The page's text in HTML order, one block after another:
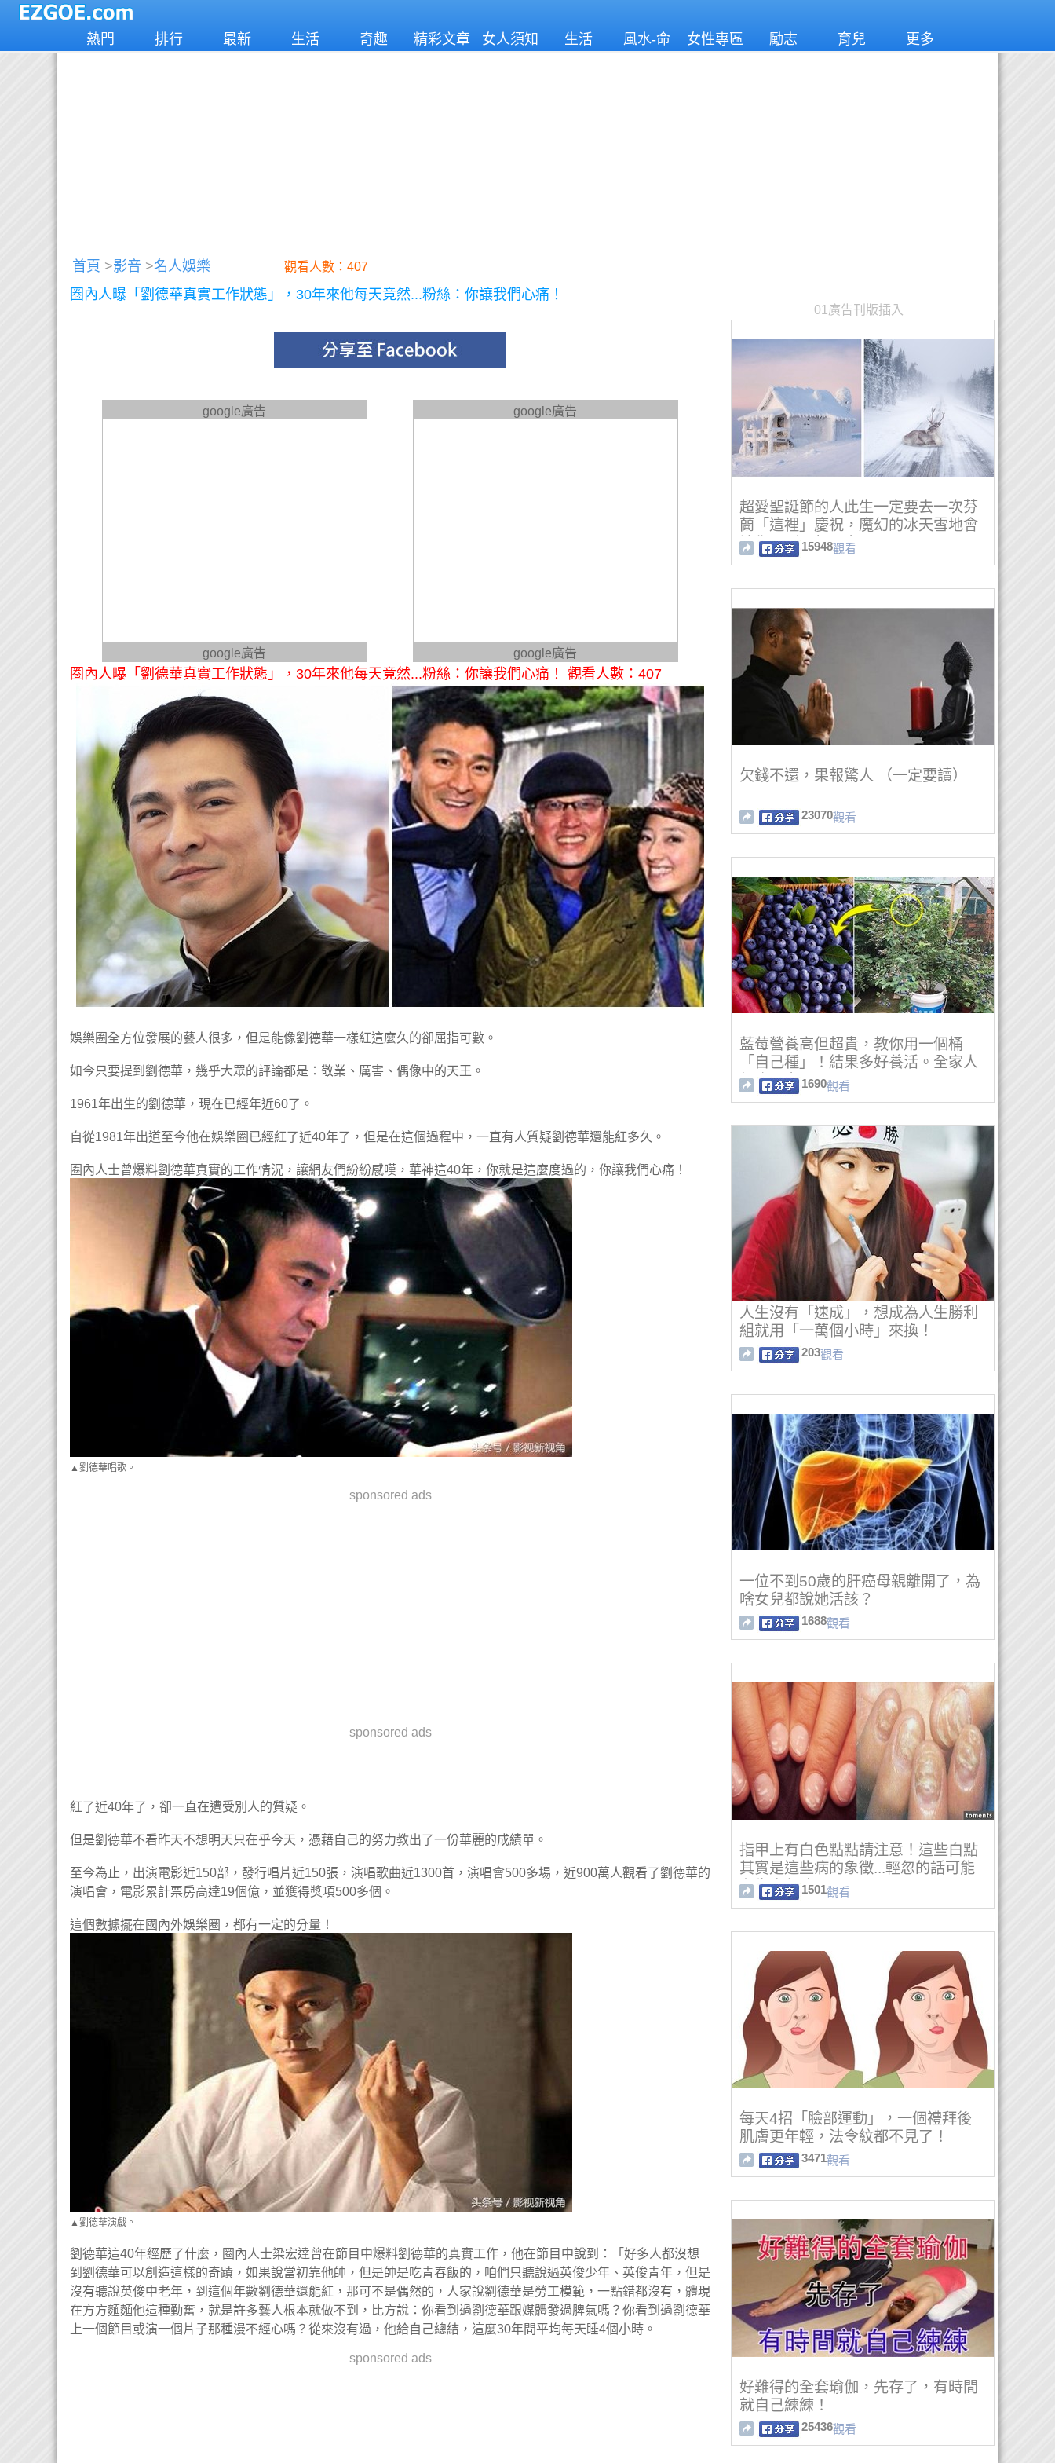
熱門 排行 最新 生活 奇趣 精彩文章 女人須知 生活
風水-命
女性專區 勵志 育兒 更多
首頁 >影音 >名人娛樂 觀看人數：407
圈內人曝「劉德華真實工作狀態」，30年來他每天竟然...粉絲：你讓我們心痛！
google廣告
google廣告
google廣告
google廣告
圈內人曝「劉德華真實工作狀態」，30年來他每天竟然...粉絲：你讓我們心痛！ 觀看人數：407
娛樂圈全方位發展的藝人很多，但是能像劉德華一樣紅這麼久的卻屈指可數。
如今只要提到劉德華，幾乎大眾的評論都是：敬業、厲害、偶像中的天王。
1961年出生的劉德華，現在已經年近60了。
自從1981年出道至今他在娛樂圈已經紅了近40年了，但是在這個過程中，一直有人質疑劉德華還能紅多久。
圈內人士曾爆料劉德華真實的工作情況，讓網友們紛紛感嘆，華神這40年，你就是這麼度過的，你讓我們心痛！
▲劉德華唱歌。
sponsored ads
sponsored ads
紅了近40年了，卻一直在遭受別人的質疑。
但是劉德華不看昨天不想明天只在乎今天，憑藉自己的努力教出了一份華麗的成績單。
至今為止，出演電影近150部，發行唱片近150張，演唱歌曲近1300首，演唱會500多場，近900萬人觀看了劉德華的
演唱會，電影累計票房高達19個億，並獲得獎項500多個。
這個數據擺在國內外娛樂圈，都有一定的分量！
▲劉德華演戲。
劉德華這40年經歷了什麼，圈內人士梁宏達曾在節目中爆料劉德華的真實工作，他在節目中說到：「好多人都沒想
到劉德華可以創造這樣的奇蹟，如果說當初靠他帥，但是帥是吃青春飯的，咱們只聽說過英俊少年、英俊青年，但是
沒有聽說英俊中老年，到這個年數劉德華還能紅，那可不是偶然的，人家說劉德華是勞工模範，一點錯都沒有，體現
在方方麵麵他這種勤奮，就是許多藝人根本就做不到，比方說：你看到過劉德華跟媒體發過脾氣嗎？你看到過劉德華
上一個節目或演一個片子那種漫不經心嗎？從來沒有過，他給自己總結，這麼30年間平均每天睡4個小時。
sponsored ads
01廣告刊版插入
超愛聖誕節的人此生一定要去一次芬
蘭「這裡」慶祝，魔幻的冰天雪地會
讓你玩到不想回家！
15948觀看
欠錢不還，果報驚人 （一定要讀）
23070觀看
藍莓營養高但超貴，教你用一個桶
「自己種」！結果多好養活。全家人
都吃不完 1690觀看
人生沒有「速成」，想成為人生勝利
組就用「一萬個小時」來換！
203觀看
一位不到50歲的肝癌母親離開了，為
啥女兒都說她活該？
1688觀看
指甲上有白色點點請注意！這些白點
其實是這些病的象徵...輕忽的話可能
有生命危險.....！
1501觀看
每天4招「臉部運動」，一個禮拜後
肌膚更年輕，法令紋都不見了！
3471觀看
好難得的全套瑜伽，先存了，有時間
就自己練練！
25436觀看